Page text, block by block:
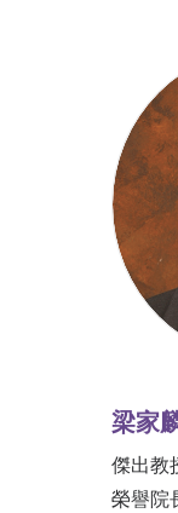
梁家
傑出教
榮譽院